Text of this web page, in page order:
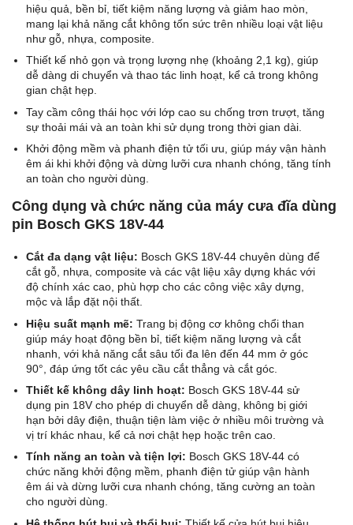
hiệu quả, bền bỉ, tiết kiệm năng lượng và giảm hao mòn,
mang lại khả năng cắt không tốn sức trên nhiều loại vật liệu
như gỗ, nhựa, composite.
Thiết kế nhỏ gọn và trọng lượng nhẹ (khoảng 2,1 kg), giúp
dễ dàng di chuyển và thao tác linh hoạt, kể cả trong không
gian chật hẹp.
Tay cầm công thái học với lớp cao su chống trơn trượt, tăng
sự thoải mái và an toàn khi sử dụng trong thời gian dài.
Khởi động mềm và phanh điện tử tối ưu, giúp máy vận hành
êm ái khi khởi động và dừng lưỡi cưa nhanh chóng, tăng tính
an toàn cho người dùng.
Công dụng và chức năng của máy cưa đĩa dùng
pin Bosch GKS 18V-44
Cắt đa dạng vật liệu: Bosch GKS 18V-44 chuyên dùng để
cắt gỗ, nhựa, composite và các vật liệu xây dựng khác với
độ chính xác cao, phù hợp cho các công việc xây dựng,
mộc và lắp đặt nội thất.
Hiệu suất mạnh mẽ:Trang bị động cơ không chổi than
giúp máy hoạt động bền bỉ, tiết kiệm năng lượng và cắt
nhanh, với khả năng cắt sâu tối đa lên đến 44 mm ở góc
90°, đáp ứng tốt các yêu cầu cắt thẳng và cắt góc.
Thiết kế không dây linh hoạt: Bosch GKS 18V-44 sử
dụng pin 18V cho phép di chuyển dễ dàng, không bị giới
hạn bởi dây điện, thuận tiện làm việc ở nhiều môi trường và
vị trí khác nhau, kể cả nơi chật hẹp hoặc trên cao.
Tính năng an toàn và tiện lợi: Bosch GKS 18V-44 có
chức năng khởi động mềm, phanh điện tử giúp vận hành
êm ái và dừng lưỡi cưa nhanh chóng, tăng cường an toàn
cho người dùng.